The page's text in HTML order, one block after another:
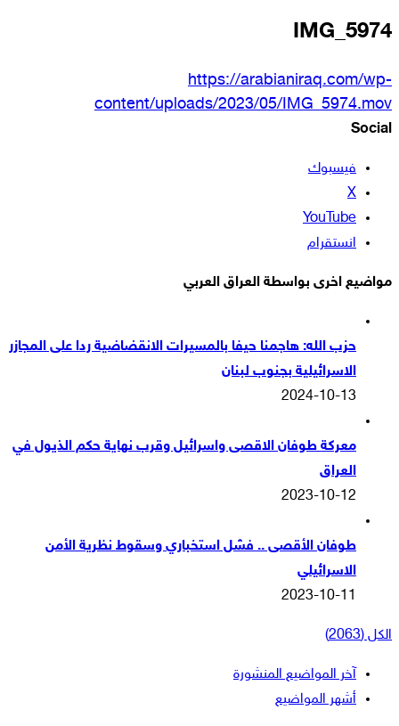
IMG_5974
https://arabianiraq.com/wp-
content/uploads/2023/05/IMG_5974.mov
Social
فيسبوك
‫X
‫YouTube
انستقرام
مواضيع اخرى بواسطة العراق العربي
حزب الله: هاجمنا حيفا بالمسيرات الانقضاضية ردا على المجازر
الاسرائيلية بجنوب لبنان
2024-10-13
معركة طوفان الاقصى واسرائيل وقرب نهاية حكم الذيول في
العراق
2023-10-12
طوفان الأقصى .. فشل استخباري وسقوط نظرية الأمن
الاسرائيلي
2023-10-11
الكل (2063)
آخر المواضيع المنشورة
أشهر المواضيع